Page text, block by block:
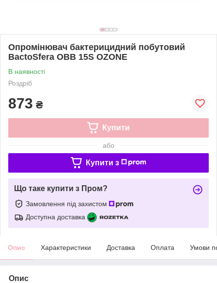
Опромінювач бактерицидний побутовий
BactoSfera OBB 15S OZONE
В наявності
Роздріб
873 ₴
Купити
або
Купити з
Що таке купити з Пром?
Замовлення під захистом
Доступна доставка
Опис Характеристики Доставка Оплата Умови
Опис